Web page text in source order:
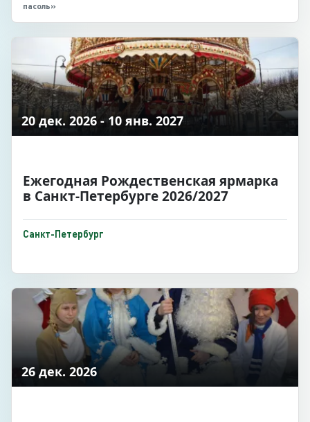
пасоль»
20 дек. 2026 - 10 янв. 2027
Ежегодная Рождественская ярмарка
в Санкт-Петербурге 2026/2027
Санкт-Петербург
26 дек. 2026